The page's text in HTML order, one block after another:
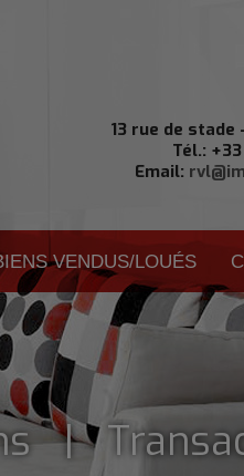
13 rue de stade
Tél.:
Email:
VENDUS/LOUÉS
|